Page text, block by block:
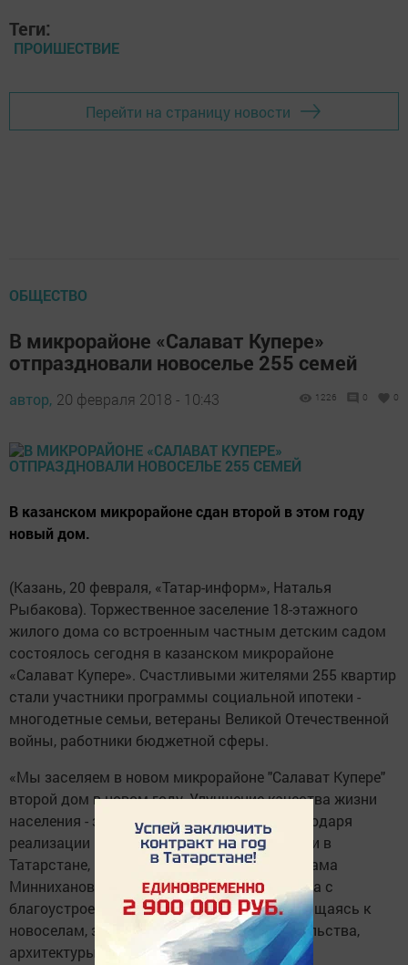
Теги:
ПРОИШЕСТВИЕ
Перейти на страницу новости
ОБЩЕСТВО
В микрорайоне «Салават Купере»
отпраздновали новоселье 255 семей
автор, 20 февраля 2018 - 10:43 1226 0 0
В казанском микрорайоне сдан второй в этом году
новый дом.
(Казань, 20 февраля, «Татар-информ», Наталья
Рыбакова). Торжественное заселение 18-этажного
жилого дома со встроенным частным детским садом
состоялось сегодня в казанском микрорайоне
«Салават Купере». Счастливыми жителями 255 квартир
стали участники программы социальной ипотеки -
многодетные семьи, ветераны Великой Отечественной
войны, работники бюджетной сферы.
«Мы заселяем в новом микрорайоне "Салават Купере"
второй дом в новом году. Улучшение качества жизни
населения - задача нашей республики. Благодаря
реализации программы социальной ипотеки в
Татарстане, поддержке Президента РТ Рустама
Минниханова мы строим современные дома с
благоустроенными дворами», - сказал, обращаясь к
новоселам, заместитель министра строительства,
архитектуры и ЖКХ РТ Ильшат Гимаев.